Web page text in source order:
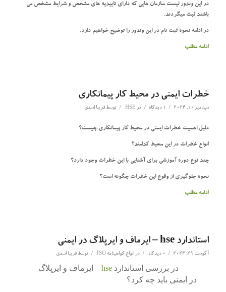
در این وندور لیست سازمان هایی که دارای تاییدیه های مشخص و شرایط مشخص می
باشند ثبت میگردند.
در ادامه نحوه ثبت نام در این وندور را توضیح خواهیم دارد.
ادامه مطلب
خطرات ایمنی در محیط کار پیمانکاری
سپتامبر 10, 2024 / 1 دیدگاه / در HSE
/ توسط فریبا اسدی
دلیل اهمیت خطرات ایمنی در محیط کار پیمانکاری چیست؟
انواع خطرات در این محیط کدامند؟
چند نوع دوره آموزشی برای آشنایی با این خطرات وجود دارد؟
نحوه جلوگیری از وقوع این خطرات چگونه است؟
ادامه مطلب
استاندارد hse – ایرماف و ایرپلاگ در ایمنی
آگوست 29, 2024 / 0 دیدگاه / در انواع گواهینامه ISO / توسط فریبا اسدی
در بررسی استاندارد hse – ایرماف و ایرپلاگ
در ایمنی باید چه کرد؟